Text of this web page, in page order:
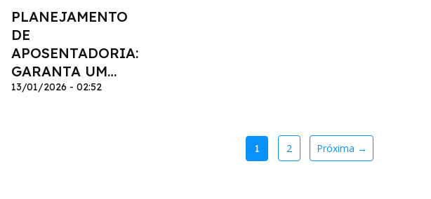
PLANEJAMENTO
DE
APOSENTADORIA:
GARANTA UM
FUTURO
13/01/2026 - 02:52
1 2 Próxima →